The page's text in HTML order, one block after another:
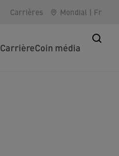
Carrières Mondial | Fr
CarrièreCoin média